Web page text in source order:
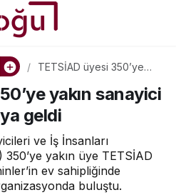
TETSİAD üyesi 350’ye
bir araya geldi
yakın sanayici
geldi
ve İş İnsanları
yakın üye TETSİAD
ev sahipliğinde
buluştu.